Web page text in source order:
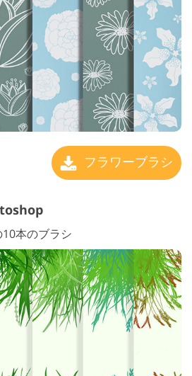
フラワーブラシ
本のブラシ